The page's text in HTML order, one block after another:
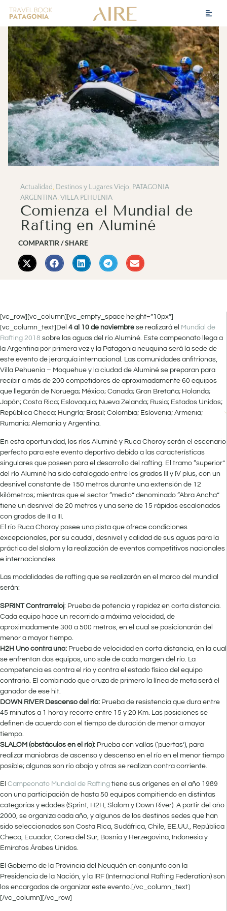
Actualidad, Destinos y Lugares Viejo, PATAGONIA
ARGENTINA,VILLA PEHUENIA
Comienza el Mundial de
Rafting en Aluminé
COMPARTIR / SHARE
[vc_row][vc_column][vc_empty_space height=”10px”]
[vc_column_text]Del 4 al 10 de noviembre se realizará el Mundial de
Rafting 2018 sobre las aguas del río Aluminé. Este campeonato llega a
la Argentina por primera vez y la Patagonia neuquina será la sede de
este evento de jerarquía internacional. Las comunidades anfitrionas,
Villa Pehuenia – Moquehue y la ciudad de Aluminé se preparan para
recibir a más de 200 competidores de aproximadamente 60 equipos
que llegarán de Noruega; México; Canada; Gran Bretaña; Holanda;
Japón; Costa Rica; Eslovaquia; Nueva Zelanda; Rusia; Estados Unidos;
República Checa; Hungría; Brasil; Colombia; Eslovenia; Armenia;
Rumania; Alemania y Argentina.
En esta oportunidad, los ríos Aluminé y Ruca Choroy serán el escenario
perfecto para este evento deportivo debido a las características
singulares que poseen para el desarrollo del rafting. El tramo “superior”
del río Aluminé ha sido catalogado entre los grados III y IV plus, con un
desnivel constante de 150 metros durante una extensión de 12
kilómetros; mientras que el sector “medio” denominado “Abra Ancha”
tiene un desnivel de 20 metros y una serie de 15 rápidos escalonados
con grados de II a III.
El río Ruca Choroy posee una pista que ofrece condiciones
excepcionales, por su caudal, desnivel y calidad de sus aguas para la
práctica del slalom y la realización de eventos competitivos nacionales
e internacionales.
Las modalidades de rafting que se realizarán en el marco del mundial
serán:
SPRINT Contrarreloj: Prueba de potencia y rapidez en corta distancia.
Cada equipo hace un recorrido a máxima velocidad, de
aproximadamente 300 a 500 metros, en el cual se posicionarán del
menor a mayor tiempo.
H2H Uno contra uno: Prueba de velocidad en corta distancia, en la cual
se enfrentan dos equipos, uno sale de cada margen del río. La
competencia es contra el río y contra el estado físico del equipo
contrario. El combinado que cruza de primero la línea de meta será el
ganador de ese hit.
DOWN RIVER Descenso del río: Prueba de resistencia que dura entre
45 minutos a 1 hora y recorre entre 15 y 20 Km. Las posiciones se
definen de acuerdo con el tiempo de duración de menor a mayor
tiempo.
SLALOM (obstáculos en el río): Prueba con vallas (‘puertas’), para
realizar maniobras de ascenso y descenso en el río en el menor tiempo
posible; algunas son río abajo y otras se realizan contra corriente.
El Campeonato Mundial de Rafting tiene sus orígenes en el año 1989
con una participación de hasta 50 equipos compitiendo en distintas
categorías y edades (Sprint, H2H, Slalom y Down River). A partir del año
2000, se organiza cada año, y algunos de los destinos sedes que han
sido seleccionados son Costa Rica, Sudáfrica, Chile, EE.UU., República
Checa, Ecuador, Corea del Sur, Bosnia y Herzegovina, Indonesia y
Emiratos Árabes Unidos.
El Gobierno de la Provincia del Neuquén en conjunto con la
Presidencia de la Nación, y la IRF (Internacional Rafting Federation) son
los encargados de organizar este evento.[/vc_column_text]
[/vc_column][/vc_row]